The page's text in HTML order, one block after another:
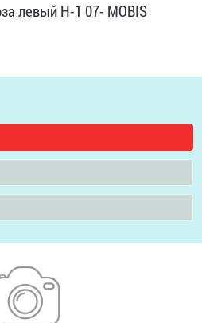
левый H-1 07- MOBIS